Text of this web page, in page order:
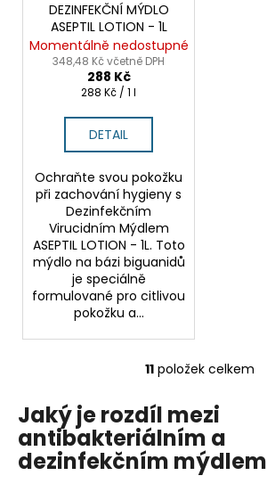
DEZINFEKČNÍ MÝDLO
ASEPTIL LOTION - 1L
Momentálně nedostupné
348,48 Kč včetně DPH
288 Kč
Měrná
288 Kč / 1 l
DETAIL
Ochraňte svou pokožku
při zachování hygieny s
Dezinfekčním
Virucidním Mýdlem
ASEPTIL LOTION - 1L. Toto
mýdlo na bázi biguanidů
je speciálně
formulované pro citlivou
pokožku a...
O
l
á
d
a
11položek celkem
Jaký je rozdíl mezi
antibakteriálním a
dezinfekčním mýdlem